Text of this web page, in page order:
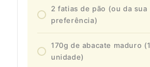
2 fatias de pão (ou da sua
preferência)
170g de abacate maduro (1
unidade)